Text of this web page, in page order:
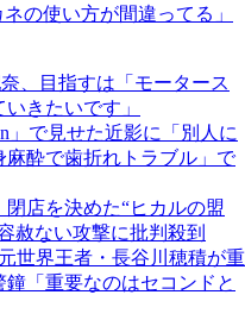
の使い方が間違ってる」
、目指すは「モータース
きたいです」
」で見せた近影に「別人に
酔で歯折れトラブル」で
店を決めた“ヒカルの盟
赦ない攻撃に批判殺到
世界王者・長谷川穂積が重
「重要なのはセコンドと